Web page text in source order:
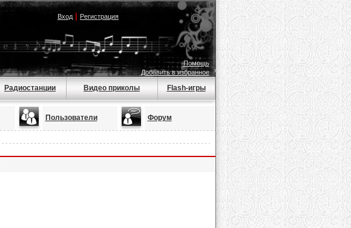
Вход| Регистрация
Помощь
Добавить в избранное
Радиостанции Видео приколы Flash-игры
Пользователи Форум